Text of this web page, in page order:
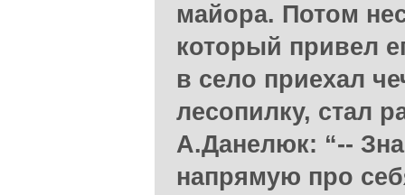
майора. Потом
который привел
в село приехал
лесопилку, стал
А.Данелюк: “--
напрямую про